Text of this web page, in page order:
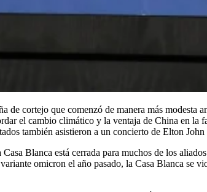
de cortejo que comenzó de manera más
el cambio climático y la ventaja de China en
también asistieron a un concierto de Elton John
Blanca está cerrada para muchos de los
omicron el año pasado, la Casa Blanca se